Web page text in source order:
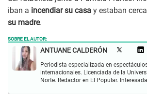
iban a incendiar su casa y estaban
su madre.
SOBRE EL AUTOR:
ANTUANE CALDERÓN
Periodista especializada en
internacionales. Licenciada de la
Norte. Redactor en El Popular.
y televisión.